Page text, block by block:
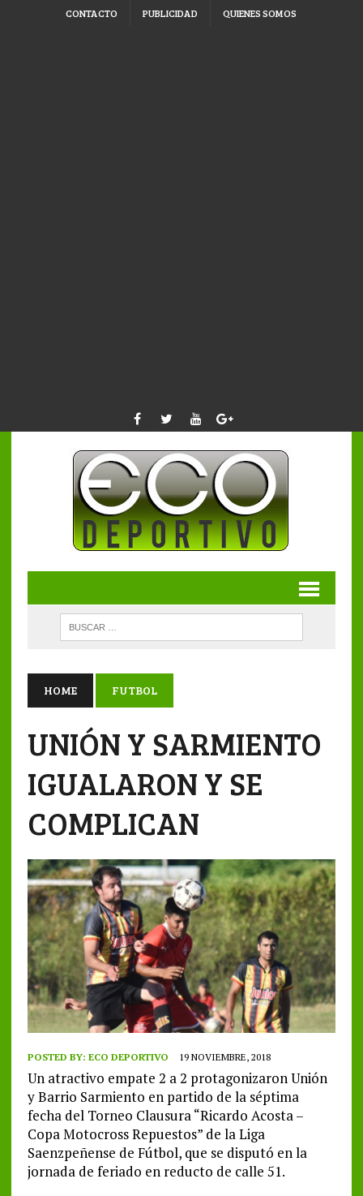
CONTACTO PUBLICIDAD QUIENES SOMOS
HOME FUTBOL
UNIÓN Y SARMIENTO
IGUALARON Y SE
COMPLICAN
POSTED BY: ECO DEPORTIVO 19 NOVIEMBRE, 2018
Un atractivo empate 2 a 2 protagonizaron Unión
y Barrio Sarmiento en partido de la séptima
fecha del Torneo Clausura “Ricardo Acosta –
Copa Motocross Repuestos” de la Liga
Saenzpeñense de Fútbol, que se disputó en la
jornada de feriado en reducto de calle 51.